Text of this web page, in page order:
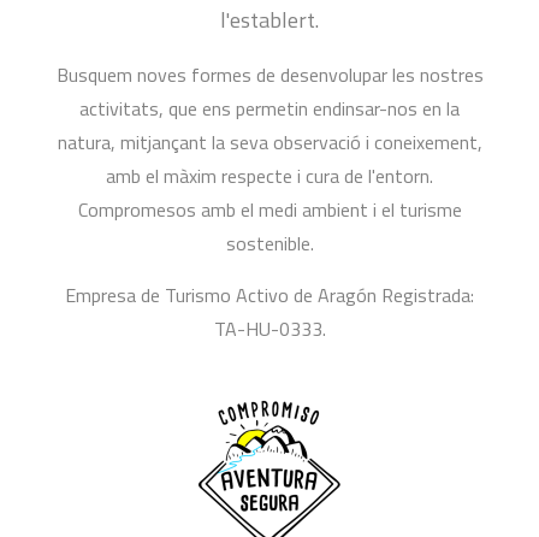
l'establert.
Busquem noves formes de desenvolupar les nostres
activitats, que ens permetin endinsar-nos en la
natura, mitjançant la seva observació i coneixement,
amb el màxim respecte i cura de l'entorn.
Compromesos amb el medi ambient i el turisme
sostenible.
Empresa de Turismo Activo de Aragón Registrada:
TA-HU-0333.